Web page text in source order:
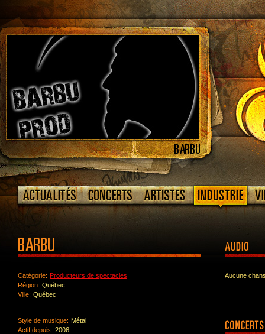
Catégorie: Producteurs de spectacles
Région: Québec
Ville: Québec
Style de musique: Métal
Actif depuis: 2006
Aucune